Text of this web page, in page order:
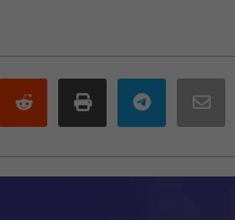
Reddit Print Telegram